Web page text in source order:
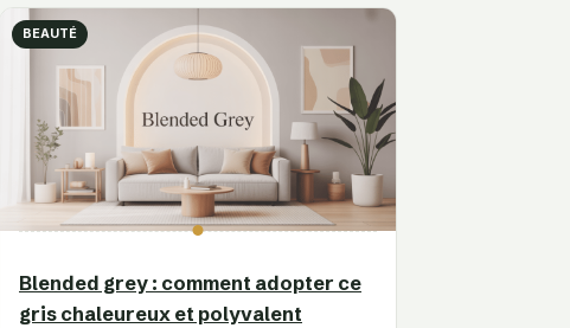
BEAUTÉ
Blended grey : comment adopter ce
gris chaleureux et polyvalent